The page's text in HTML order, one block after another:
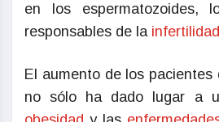
en los espermatozoides,
responsables de la
El aumento de los pacientes
no sólo ha dado lugar a